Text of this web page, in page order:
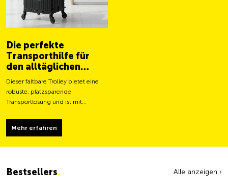
Die perfekte
Transporthilfe für
den alltäglichen
Gebrauch
Dieser faltbare Trolley bietet eine
robuste, platzsparende
Transportlösung und ist mit
Tragfähigkeit ausgestattet.
Mehr erfahren
Bestsellers. Alle anzeigen ›